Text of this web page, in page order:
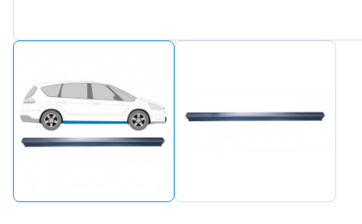
Tesla